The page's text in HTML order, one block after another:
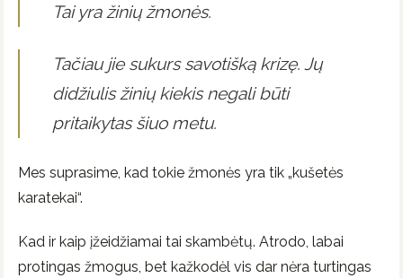
Tai yra žinių žmonės.
Tačiau jie sukurs savotišką krizę. Jų
didžiulis žinių kiekis negali būti
pritaikytas šiuo metu.
Mes suprasime, kad tokie žmonės yra tik „kušetės
karatekai“.
Kad ir kaip įžeidžiamai tai skambėtų. Atrodo, labai
protingas žmogus, bet kažkodėl vis dar nėra turtingas